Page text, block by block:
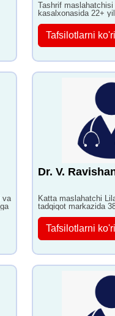
Tashrif
kasalxonasida 22+
Tafsilotlarni
va
Dr. V.
Katta maslahatchi
tadqiqot markazida
Tafsilotlarni